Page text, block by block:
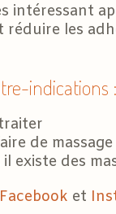
intéressant
les
indications :
de
existe des
Facebook et